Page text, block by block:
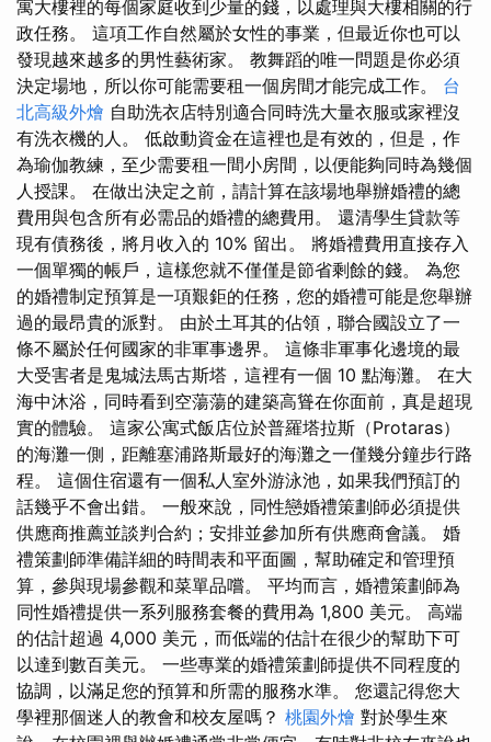
寓大樓裡的每個家庭收到少量的錢，以處理與大樓相關的行
政任務。 這項工作自然屬於女性的事業，但最近你也可以
發現越來越多的男性藝術家。 教舞蹈的唯一問題是你必須
決定場地，所以你可能需要租一個房間才能完成工作。 台
北高級外燴 自助洗衣店特別適合同時洗大量衣服或家裡沒
有洗衣機的人。 低啟動資金在這裡也是有效的，但是，作
為瑜伽教練，至少需要租一間小房間，以便能夠同時為幾個
人授課。 在做出決定之前，請計算在該場地舉辦婚禮的總
費用與包含所有必需品的婚禮的總費用。 還清學生貸款等
現有債務後，將月收入的 10% 留出。 將婚禮費用直接存入
一個單獨的帳戶，這樣您就不僅僅是節省剩餘的錢。 為您
的婚禮制定預算是一項艱鉅的任務，您的婚禮可能是您舉辦
過的最昂貴的派對。 由於土耳其的佔領，聯合國設立了一
條不屬於任何國家的非軍事邊界。 這條非軍事化邊境的最
大受害者是鬼城法馬古斯塔，這裡有一個 10 點海灘。 在大
海中沐浴，同時看到空蕩蕩的建築高聳在你面前，真是超現
實的體驗。 這家公寓式飯店位於普羅塔拉斯（Protaras）
的海灘一側，距離塞浦路斯最好的海灘之一僅幾分鐘步行路
程。 這個住宿還有一個私人室外游泳池，如果我們預訂的
話幾乎不會出錯。 一般來說，同性戀婚禮策劃師必須提供
供應商推薦並談判合約；安排並參加所有供應商會議。 婚
禮策劃師準備詳細的時間表和平面圖，幫助確定和管理預
算，參與現場參觀和菜單品嚐。 平均而言，婚禮策劃師為
同性婚禮提供一系列服務套餐的費用為 1,800 美元。 高端
的估計超過 4,000 美元，而低端的估計在很少的幫助下可
以達到數百美元。 一些專業的婚禮策劃師提供不同程度的
協調，以滿足您的預算和所需的服務水準。 您還記得您大
學裡那個迷人的教會和校友屋嗎？ 桃園外燴 對於學生來